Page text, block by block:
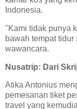
Indonesia.
"Kami tidak punya
bawah tempat
wawancara.
Nusatrip: Dari
Atika Antonius
pemesanan tiket
travel yang